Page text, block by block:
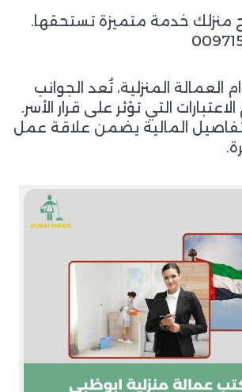
منزلك خدمة متميزة تستحقها.
العمالة المنزلية، تُعد الجوانب
التي تؤثر على قرار الأسر.
المالية يضمن علاقة عمل